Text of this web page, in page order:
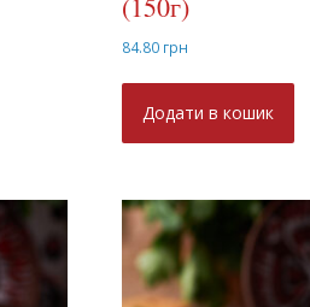
84.80 грн
Додати в кошик